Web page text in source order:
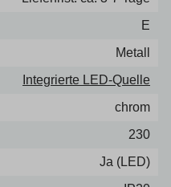
E
Metall
Integrierte LED-Quelle
chrom
230
Ja (LED)